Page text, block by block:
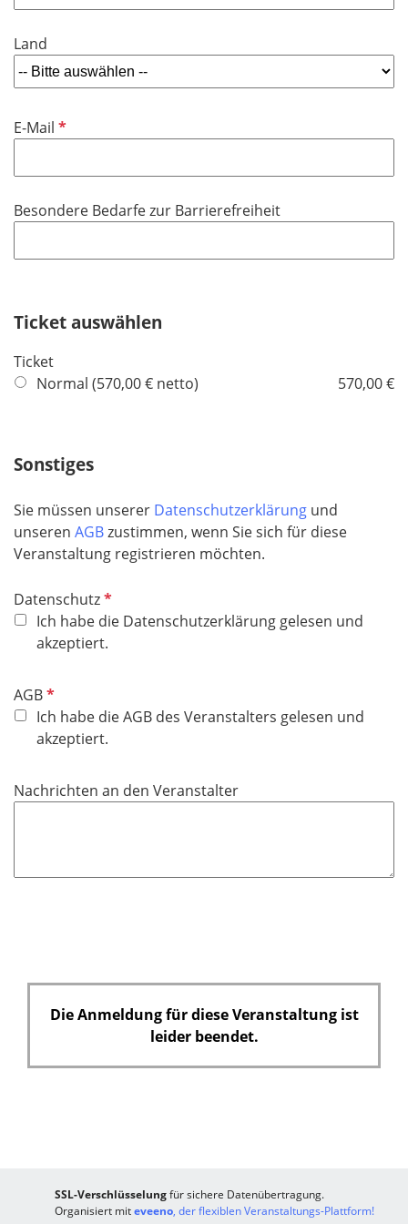
d
t
e
l
c
h
t
e
d
Land
E-Mail P
c
t
l
Besondere Bedarfe zur Barrierefreiheit
Ticket auswählen
Ticket
Normal (570,00 € netto)
570,00 €
Sonstiges
Sie müssen unserer Datenschutzerklärung und
unseren AGBzustimmen, wenn Sie sich für diese
Veranstaltung registrieren möchten.
DatenschutzP
f
l
h
t
l
Ich habe die Datenschutzerklärung gelesen und
akzeptiert.
AGBP
f
l
c
h
Ich habe die AGB des Veranstalters gelesen und
akzeptiert.
Nachrichten an den Veranstalter
Die Anmeldung für diese Veranstaltung ist
leider beendet.
SSL-Verschlüsselungfür sichere Datenübertragung.
Organisiert miteveeno, der flexiblen Veranstaltungs-Plattform!